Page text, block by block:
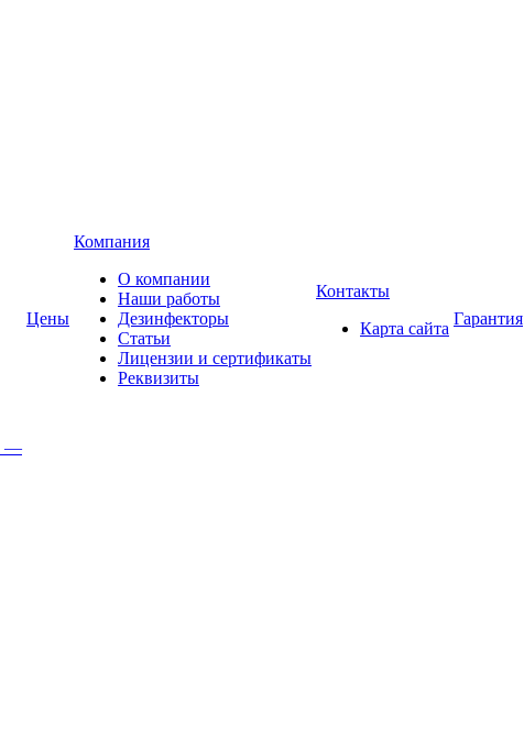
—
Цены
Компания
О компании
Наши работы
Дезинфекторы
Статьи
Лицензии и сертификаты
Реквизиты
Контакты
Карта сайта
Гарантия